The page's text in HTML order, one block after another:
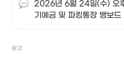
2026년 6월 24일(수) 오
기예금 및 파킹통장 뱅보드
광고